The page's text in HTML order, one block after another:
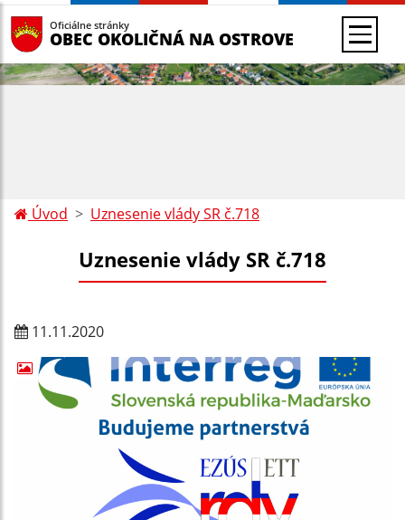
Oficiálne stránky
OBEC OKOLIČNÁ NA OSTROVE
Úvod Uznesenie vlády SR č.718
Uznesenie vlády SR č.718
11.11.2020